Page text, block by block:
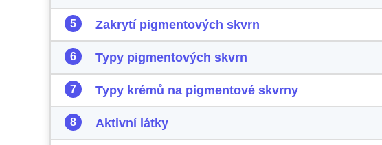
Zakrytí pigmentových skvrn
Typy pigmentových skvrn
Typy krémů na pigmentové skvrny
Aktivní látky